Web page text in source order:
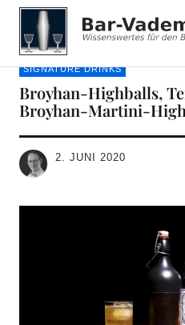
Bar-Vademecum
SIGNATURE DRINKS
Broyhan-Highballs,
Broyhan-Martini-
2. JUNI 2020